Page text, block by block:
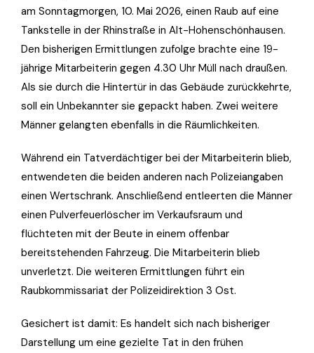
am Sonntagmorgen, 10. Mai 2026, einen Raub auf eine
Tankstelle in der Rhinstraße in Alt-Hohenschönhausen.
Den bisherigen Ermittlungen zufolge brachte eine 19-
jährige Mitarbeiterin gegen 4.30 Uhr Müll nach draußen.
Als sie durch die Hintertür in das Gebäude zurückkehrte,
soll ein Unbekannter sie gepackt haben. Zwei weitere
Männer gelangten ebenfalls in die Räumlichkeiten.
Während ein Tatverdächtiger bei der Mitarbeiterin blieb,
entwendeten die beiden anderen nach Polizeiangaben
einen Wertschrank. Anschließend entleerten die Männer
einen Pulverfeuerlöscher im Verkaufsraum und
flüchteten mit der Beute in einem offenbar
bereitstehenden Fahrzeug. Die Mitarbeiterin blieb
unverletzt. Die weiteren Ermittlungen führt ein
Raubkommissariat der Polizeidirektion 3 Ost.
Gesichert ist damit: Es handelt sich nach bisheriger
Darstellung um eine gezielte Tat in den frühen